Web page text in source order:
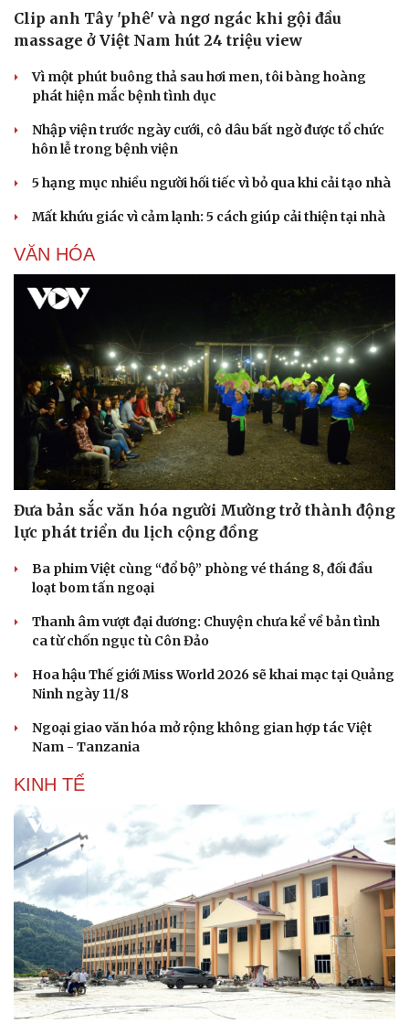
Sức khỏe
Dinh dưỡng - món ngon
Cây thuốc
Sản phụ khoa
Nhi khoa
Đời sống
Nhà đẹp
Blog
Tình yêu - Gia đình
Clip anh Tây 'phê' và ngơ ngác khi gội đầu
massage ở Việt Nam hút 24 triệu view
Vì một phút buông thả sau hơi men, tôi bàng hoàng
phát hiện mắc bệnh tình dục
Nhập viện trước ngày cưới, cô dâu bất ngờ được tổ chức
hôn lễ trong bệnh viện
5 hạng mục nhiều người hối tiếc vì bỏ qua khi cải tạo nhà
Mất khứu giác vì cảm lạnh: 5 cách giúp cải thiện tại nhà
VĂN HÓA
Đưa bản sắc văn hóa người Mường trở thành động
lực phát triển du lịch cộng đồng
Ba phim Việt cùng “đổ bộ” phòng vé tháng 8, đối đầu
loạt bom tấn ngoại
Thanh âm vượt đại dương: Chuyện chưa kể về bản tình
ca từ chốn ngục tù Côn Đảo
Hoa hậu Thế giới Miss World 2026 sẽ khai mạc tại Quảng
Ninh ngày 11/8
Ngoại giao văn hóa mở rộng không gian hợp tác Việt
Nam - Tanzania
KINH TẾ